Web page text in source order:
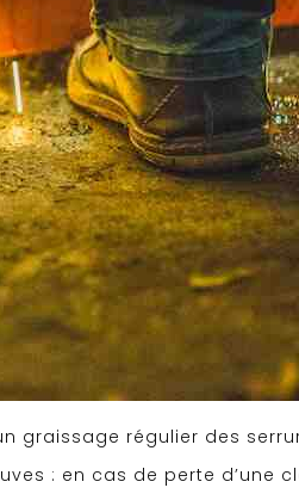
graissage régulier des
: en cas de perte d’une